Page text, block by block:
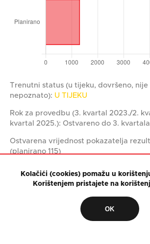
Trenutni status (u tijeku, dovršeno, nije
nepoznato): U TIJEKU
Rok za provedbu (3. kvartal 2023./2.
kvartal 2025.): Ostvareno do 3.
Ostvarena vrijednost pokazatelja
(planirano 115)
OBRAZOVANJE MLADIH
Kolačići (cookies) pomažu u
Korištenjem pristajete na
OK